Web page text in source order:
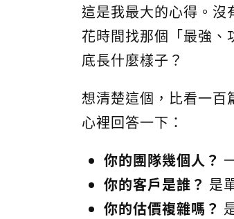
這是我最大的心得。沒
花時間找那個「最強
底長什麼樣子？
想清楚這個，比看一百
心裡回答一下：
你的團隊幾個人？
你的客戶是誰？ 是
你的估價複雜嗎？